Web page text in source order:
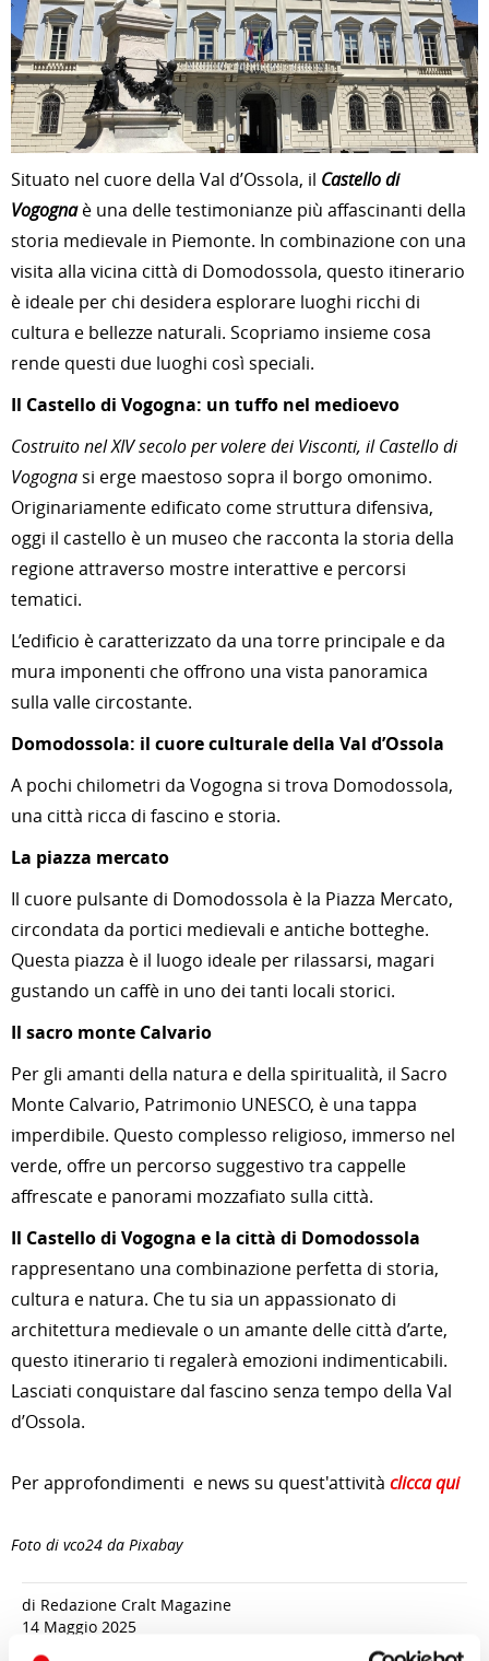
Situato nel cuore della Val d’Ossola, il Castello di
Vogognaè una delle testimonianze più affascinanti della
storia medievale in Piemonte. In combinazione con una
visita alla vicina città di Domodossola, questo itinerario
è ideale per chi desidera esplorare luoghi ricchi di
cultura e bellezze naturali. Scopriamo insieme cosa
rende questi due luoghi così speciali.
Il Castello di Vogogna: un tuffo nel medioevo
Costruito nel XIV secolo per volere dei Visconti, il Castello di
Vogognasi erge maestoso sopra il borgo omonimo.
Originariamente edificato come struttura difensiva,
oggi il castello è un museo che racconta la storia della
regione attraverso mostre interattive e percorsi
tematici.
L’edificio è caratterizzato da una torre principale e da
mura imponenti che offrono una vista panoramica
sulla valle circostante.
Domodossola: il cuore culturale della Val d’Ossola
A pochi chilometri da Vogogna si trova Domodossola,
una città ricca di fascino e storia.
La piazza mercato
Il cuore pulsante di Domodossola è la Piazza Mercato,
circondata da portici medievali e antiche botteghe.
Questa piazza è il luogo ideale per rilassarsi, magari
gustando un caffè in uno dei tanti locali storici.
Il sacro monte Calvario
Per gli amanti della natura e della spiritualità, il Sacro
Monte Calvario, Patrimonio UNESCO, è una tappa
imperdibile. Questo complesso religioso, immerso nel
verde, offre un percorso suggestivo tra cappelle
affrescate e panorami mozzafiato sulla città.
Il Castello di Vogogna e la città di Domodossola
rappresentano una combinazione perfetta di storia,
cultura e natura. Che tu sia un appassionato di
architettura medievale o un amante delle città d’arte,
questo itinerario ti regalerà emozioni indimenticabili.
Lasciati conquistare dal fascino senza tempo della Val
d’Ossola.
Per approfondimenti e news su quest'attività clicca qui
Foto di vco24 da Pixabay
di Redazione Cralt Magazine
14 Maggio 2025